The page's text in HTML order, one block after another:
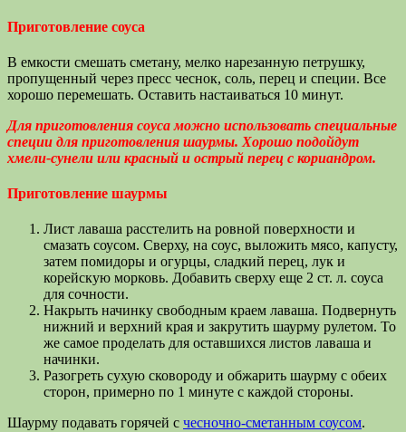
Приготовление соуса
В емкости смешать сметану, мелко нарезанную петрушку,
пропущенный через пресс чеснок, соль, перец и специи. Все
хорошо перемешать. Оставить настаиваться 10 минут.
Для приготовления соуса можно использовать специальные
специи для приготовления шаурмы. Хорошо подойдут
хмели-сунели или красный и острый перец с кориандром.
Приготовление шаурмы
Лист лаваша расстелить на ровной поверхности и
смазать соусом. Сверху, на соус, выложить мясо, капусту,
затем помидоры и огурцы, сладкий перец, лук и
корейскую морковь. Добавить сверху еще 2 ст. л. соуса
для сочности.
Накрыть начинку свободным краем лаваша. Подвернуть
нижний и верхний края и закрутить шаурму рулетом. То
же самое проделать для оставшихся листов лаваша и
начинки.
Разогреть сухую сковороду и обжарить шаурму с обеих
сторон, примерно по 1 минуте с каждой стороны.
Шаурму подавать горячей с чесночно-сметанным соусом.